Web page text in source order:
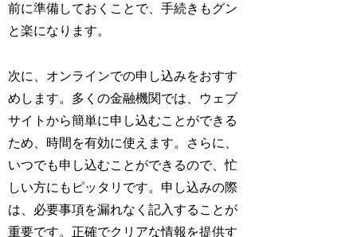
前に準備しておくことで、手続きもグン
と楽になります。
次に、オンラインでの申し込みをおすす
めします。多くの金融機関では、ウェブ
サイトから簡単に申し込むことができる
ため、時間を有効に使えます。さらに、
いつでも申し込むことができるので、忙
しい方にもピッタリです。申し込みの際
は、必要事項を漏れなく記入することが
重要です。正確でクリアな情報を提供す